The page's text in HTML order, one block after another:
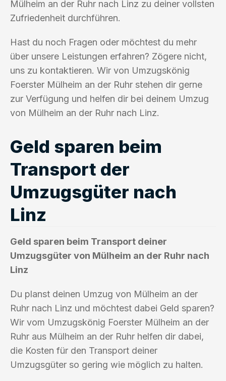
Mülheim an der Ruhr nach Linz zu deiner vollsten
Zufriedenheit durchführen.
Hast du noch Fragen oder möchtest du mehr
über unsere Leistungen erfahren? Zögere nicht,
uns zu kontaktieren. Wir von Umzugskönig
Foerster Mülheim an der Ruhr stehen dir gerne
zur Verfügung und helfen dir bei deinem Umzug
von Mülheim an der Ruhr nach Linz.
Geld sparen beim
Transport der
Umzugsgüter nach
Linz
Geld sparen beim Transport deiner
Umzugsgüter von Mülheim an der Ruhr nach
Linz
Du planst deinen Umzug von Mülheim an der
Ruhr nach Linz und möchtest dabei Geld sparen?
Wir vom Umzugskönig Foerster Mülheim an der
Ruhr aus Mülheim an der Ruhr helfen dir dabei,
die Kosten für den Transport deiner
Umzugsgüter so gering wie möglich zu halten.